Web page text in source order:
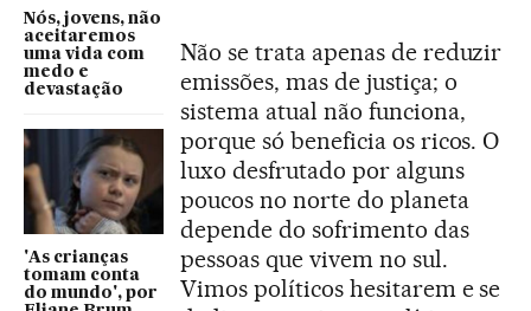
Nós, jovens, não
aceitaremos
uma vida com
medo e
devastação
'As crianças
tomam conta
do mundo', por
Não se trata apenas de reduzir
emissões, mas de justiça; o
sistema atual não funciona,
porque só beneficia os ricos. O
luxo desfrutado por alguns
poucos no norte do planeta
depende do sofrimento das
pessoas que vivem no sul.
Vimos políticos hesitarem e se